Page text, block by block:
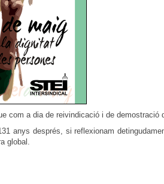
a dia de reivindicació i de demostració
anys després, si reflexionam
global.